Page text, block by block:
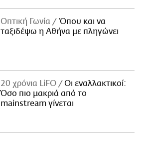
Οπτική Γωνία
Όπου και να
ταξιδέψω η Αθήνα με πληγώνει
20 χρόνια LiFO
Οι εναλλακτικοί:
Όσο πιο μακριά από το
mainstream γίνεται